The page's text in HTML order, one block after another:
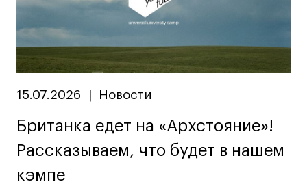
15.07.2026 Новости
Британка едет на «Архстояние»!
Рассказываем, что будет в нашем
кэмпе